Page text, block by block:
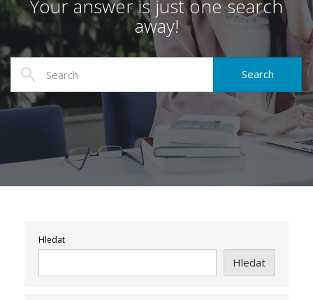
Your answer is just one search
away!
Hledat
Hledat